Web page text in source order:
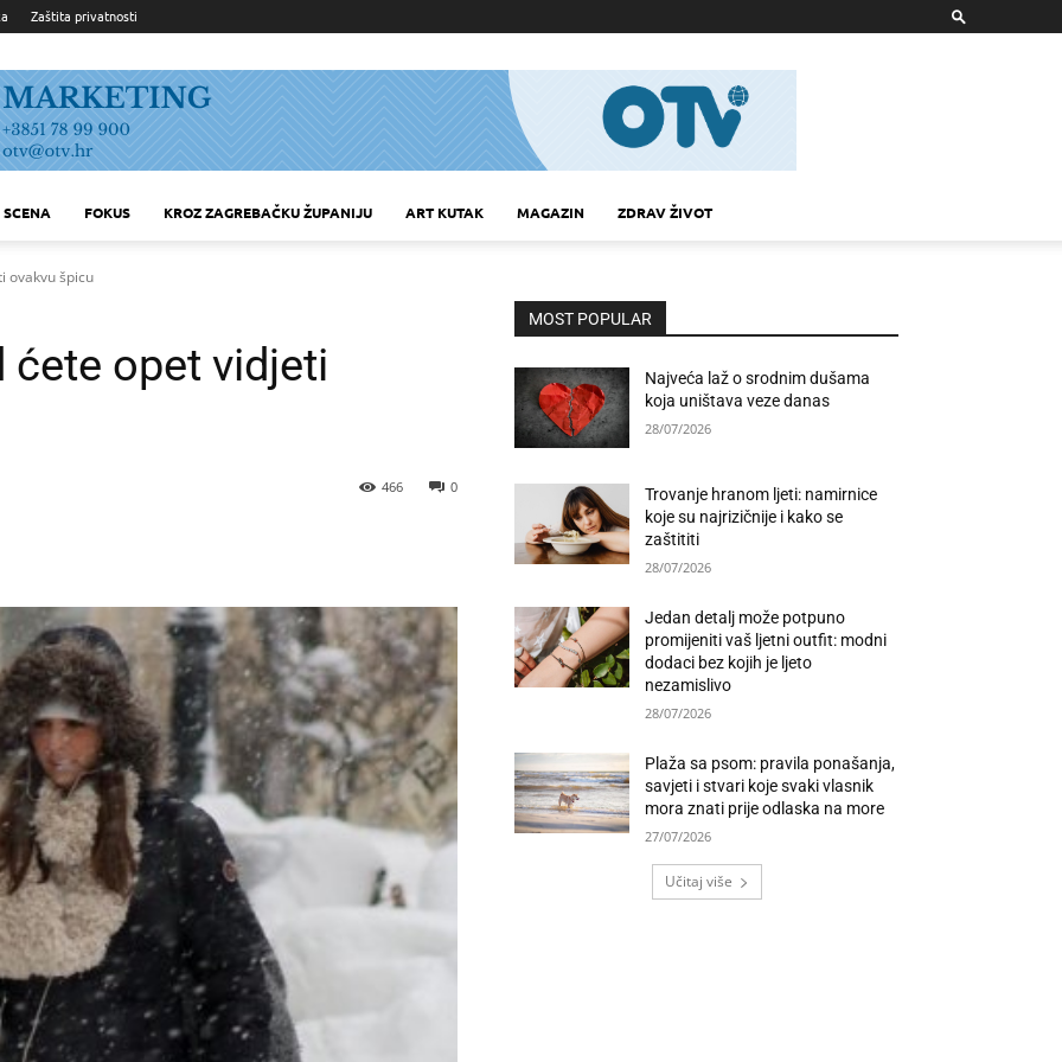
Zaštita privatnosti
SCENA FOKUS KROZ ZAGREBAČKU ŽUPANIJU ART KUTAK MAGAZIN ZDRAV ŽIVOT
ovakvu špicu
ćete opet vidjeti
0
466
MOST POPULAR
Najveća laž o srodnim dušama
koja uništava veze danas
28/07/2026
Trovanje hranom ljeti: namirnice
koje su najrizičnije i kako se
zaštititi
28/07/2026
Jedan detalj može potpuno
promijeniti vaš ljetni outfit: modni
dodaci bez kojih je ljeto
nezamislivo
28/07/2026
Plaža sa psom: pravila ponašanja,
savjeti i stvari koje svaki vlasnik
mora znati prije odlaska na more
27/07/2026
Učitaj više